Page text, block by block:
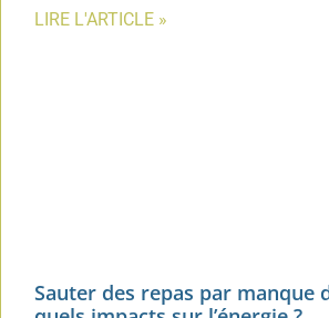
LIRE L'ARTICLE »
Sauter des repas par manque